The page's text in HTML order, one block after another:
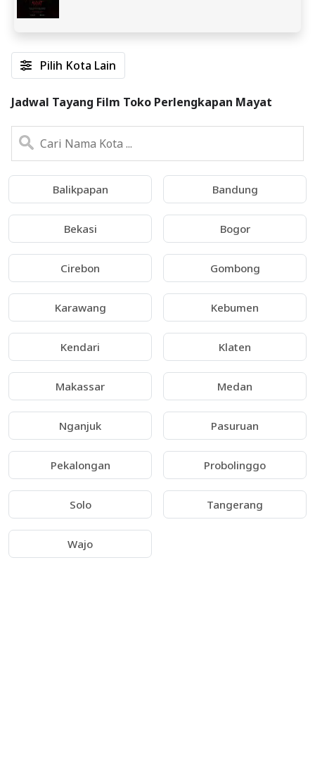
Pilih Kota Lain
Jadwal Tayang Film Toko Perlengkapan Mayat
Balikpapan Bandung
Bekasi Bogor
Cirebon Gombong
Karawang Kebumen
Kendari Klaten
Makassar Medan
Nganjuk Pasuruan
Pekalongan Probolinggo
Solo Tangerang
Wajo